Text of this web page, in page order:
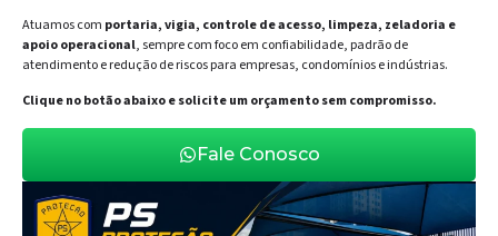
Atuamos com portaria, vigia, controle de acesso, limpeza, zeladoria e
apoio operacional, sempre com foco em confiabilidade, padrão de
atendimento e redução de riscos para empresas, condomínios e indústrias.
Clique no botão abaixo e solicite um orçamento sem compromisso.
Fale Conosco